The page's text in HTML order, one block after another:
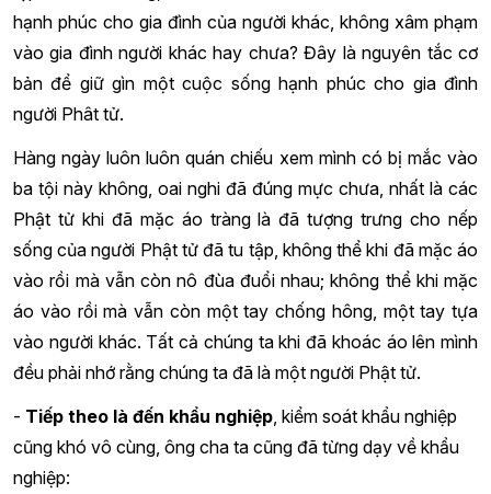
hạnh phúc cho gia đình của người khác, không xâm phạm
vào gia đình người khác hay chưa? Đây là nguyên tắc cơ
bản để giữ gìn một cuộc sống hạnh phúc cho gia đình
người Phât tử.
Hàng ngày luôn luôn quán chiếu xem mình có bị mắc vào
ba tội này không, oai nghi đã đúng mực chưa, nhất là các
Phật tử khi đã mặc áo tràng là đã tượng trưng cho nếp
sống của người Phật tử đã tu tập, không thể khi đã mặc áo
vào rồi mà vẫn còn nô đùa đuổi nhau; không thể khi mặc
áo vào rồi mà vẫn còn một tay chống hông, một tay tựa
vào người khác. Tất cả chúng ta khi đã khoác áo lên mình
đều phải nhớ rằng chúng ta đã là một người Phật tử.
- Tiếp theo là đến khẩu nghiệp , kiểm soát khẩu nghiệp
cũng khó vô cùng, ông cha ta cũng đã từng dạy về khẩu
nghiệp: